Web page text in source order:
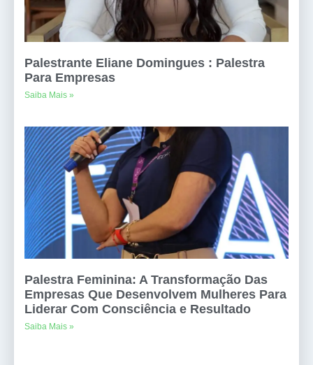
Palestrante Eliane Domingues : Palestra
Para Empresas
Saiba Mais »
Palestra Feminina: A Transformação Das
Empresas Que Desenvolvem Mulheres Para
Liderar Com Consciência e Resultado
Saiba Mais »